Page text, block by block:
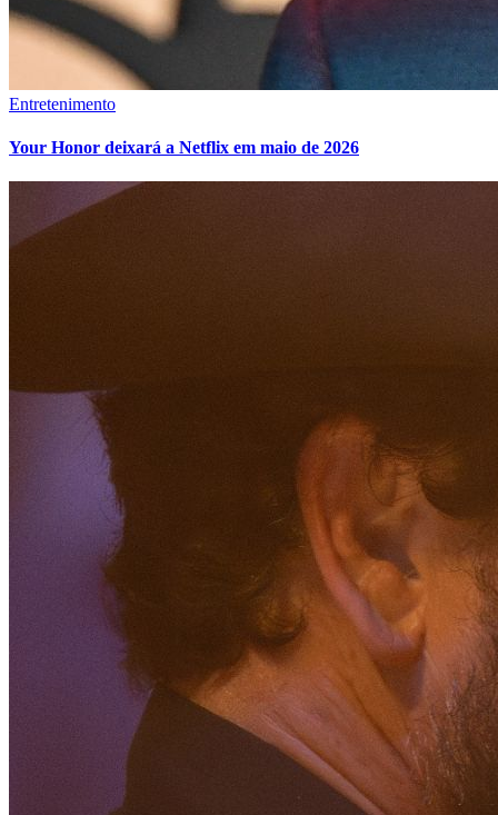
Entretenimento
Your Honor deixará a Netflix em maio de 2026